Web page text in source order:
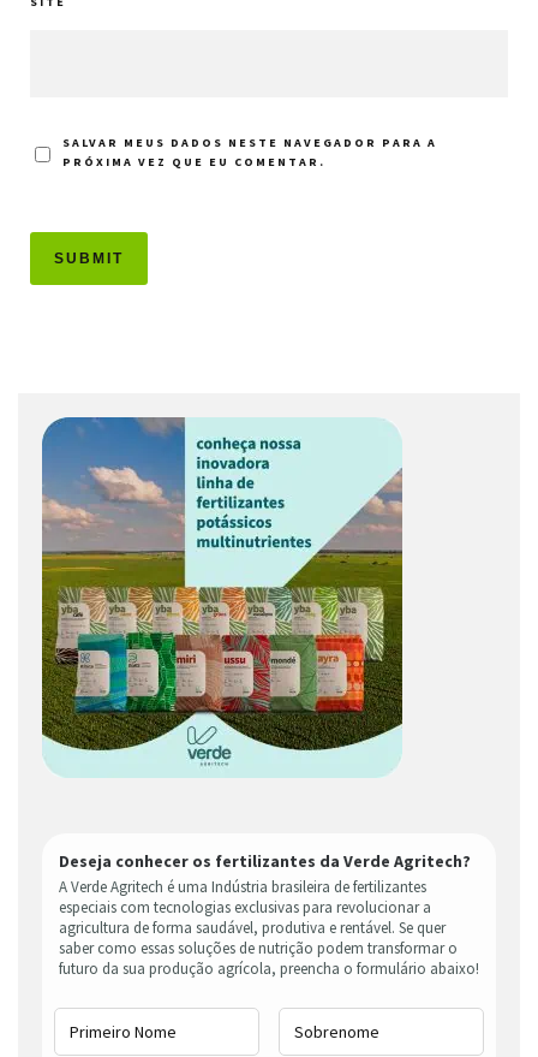
SALVAR MEUS DADOS NESTE NAVEGADOR PARA A
PRÓXIMA VEZ QUE EU COMENTAR.
Deseja conhecer os fertilizantes da Verde Agritech?
A Verde Agritech é uma Indústria brasileira de fertilizantes
especiais com tecnologias exclusivas para revolucionar a
agricultura de forma saudável, produtiva e rentável. Se quer
saber como essas soluções de nutrição podem transformar o
futuro da sua produção agrícola, preencha o formulário abaixo!